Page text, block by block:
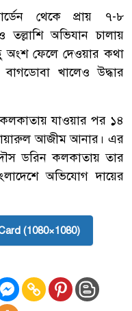
থেকে প্রায় ৭-৮
অভিযান চালায়
অংশ ফেলে দেওয়ার কথা
খালেও উদ্ধার
যাওয়ার পর ১৪
আজীম আনার। এর
ডরিন কলকাতায় তার
অভিযোগ দায়ের
(1080×1080)